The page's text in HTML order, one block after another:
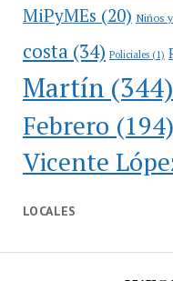
MiPyMEs (20) Niños
costa(34) Policiales(1)
Martín(344)
Febrero (194)
Vicente
LOCALES